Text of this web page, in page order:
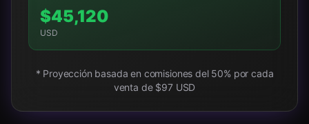
$45,120
USD
* Proyección basada en comisiones del 50% por cada
venta de $97 USD